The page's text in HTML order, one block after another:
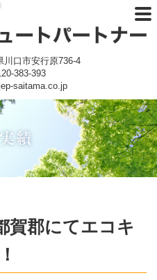
口市安行原736-4
383-393
saitama.co.jp
賀郡にてエコキ